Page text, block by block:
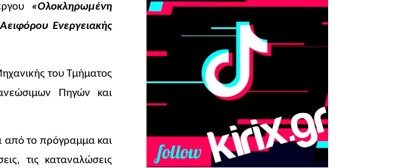
«Ολοκληρωμένη
Ενεργειακής
του Τμήματος
Πηγών και
από το πρόγραμμα και
τις καταναλώσεις